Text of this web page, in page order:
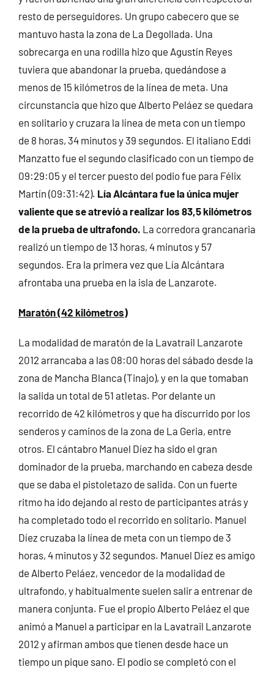
resto de perseguidores. Un grupo cabecero que se
mantuvo hasta la zona de La Degollada. Una
sobrecarga en una rodilla hizo que Agustín Reyes
tuviera que abandonar la prueba, quedándose a
menos de 15 kilómetros de la línea de meta. Una
circunstancia que hizo que Alberto Peláez se quedara
en solitario y cruzara la línea de meta con un tiempo
de 8 horas, 34 minutos y 39 segundos. El italiano Eddi
Manzatto fue el segundo clasificado con un tiempo de
09:29:05 y el tercer puesto del podio fue para Félix
Martín (09:31:42). Lía Alcántara fue la única mujer
valiente que se atrevió a realizar los 83,5 kilómetros
de la prueba de ultrafondo. La corredora grancanaria
realizó un tiempo de 13 horas, 4 minutos y 57
segundos. Era la primera vez que Lía Alcántara
afrontaba una prueba en la isla de Lanzarote.
Maratón (42 kilómetros)
La modalidad de maratón de la Lavatrail Lanzarote
2012 arrancaba a las 08:00 horas del sábado desde la
zona de Mancha Blanca (Tinajo), y en la que tomaban
la salida un total de 51 atletas. Por delante un
recorrido de 42 kilómetros y que ha discurrido por los
senderos y caminos de la zona de La Geria, entre
otros. El cántabro Manuel Díez ha sido el gran
dominador de la prueba, marchando en cabeza desde
que se daba el pistoletazo de salida. Con un fuerte
ritmo ha ido dejando al resto de participantes atrás y
ha completado todo el recorrido en solitario. Manuel
Díez cruzaba la línea de meta con un tiempo de 3
horas, 4 minutos y 32 segundos. Manuel Díez es amigo
de Alberto Peláez, vencedor de la modalidad de
ultrafondo, y habitualmente suelen salir a entrenar de
manera conjunta. Fue el propio Alberto Peláez el que
animó a Manuel a participar en la Lavatrail Lanzarote
2012 y afirman ambos que tienen desde hace un
tiempo un pique sano. El podio se completó con el